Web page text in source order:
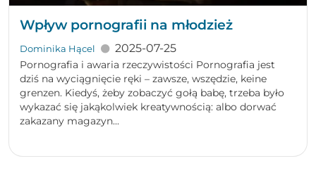
Wpływ pornografii na młodzież
Dominika Hącel 2025-07-25
Pornografia i awaria rzeczywistości Pornografia jest
dziś na wyciągnięcie ręki – zawsze, wszędzie, keine
grenzen. Kiedyś, żeby zobaczyć gołą babę, trzeba było
wykazać się jakąkolwiek kreatywnością: albo dorwać
zakazany magazyn...